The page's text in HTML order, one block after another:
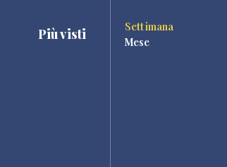
Più visti
Settimana
Mese